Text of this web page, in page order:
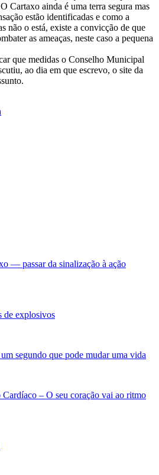
Cartaxo ainda é uma terra segura mas
estão identificadas e como a
não o está, existe a convicção de que
as ameaças, neste caso a pequena
que medidas o Conselho Municipal
ao dia em que escrevo, o site da
— passar da sinalização à ação
de explosivos
segundo que pode mudar uma vida
– O seu coração vai ao ritmo